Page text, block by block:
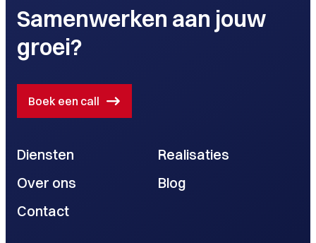
Samenwerken aan jouw
groei?
Boek een call
Diensten
Realisaties
Over ons
Blog
Contact